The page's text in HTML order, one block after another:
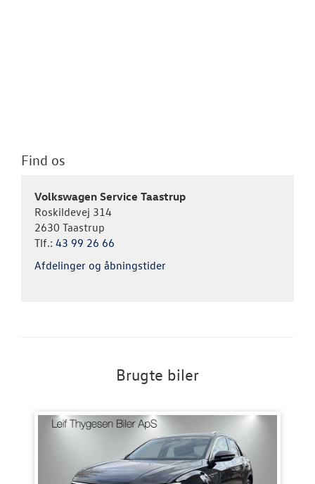
Find os
Volkswagen Service Taastrup
Roskildevej 314
2630 Taastrup
Tlf.: 43 99 26 66
Afdelinger og åbningstider
Brugte biler